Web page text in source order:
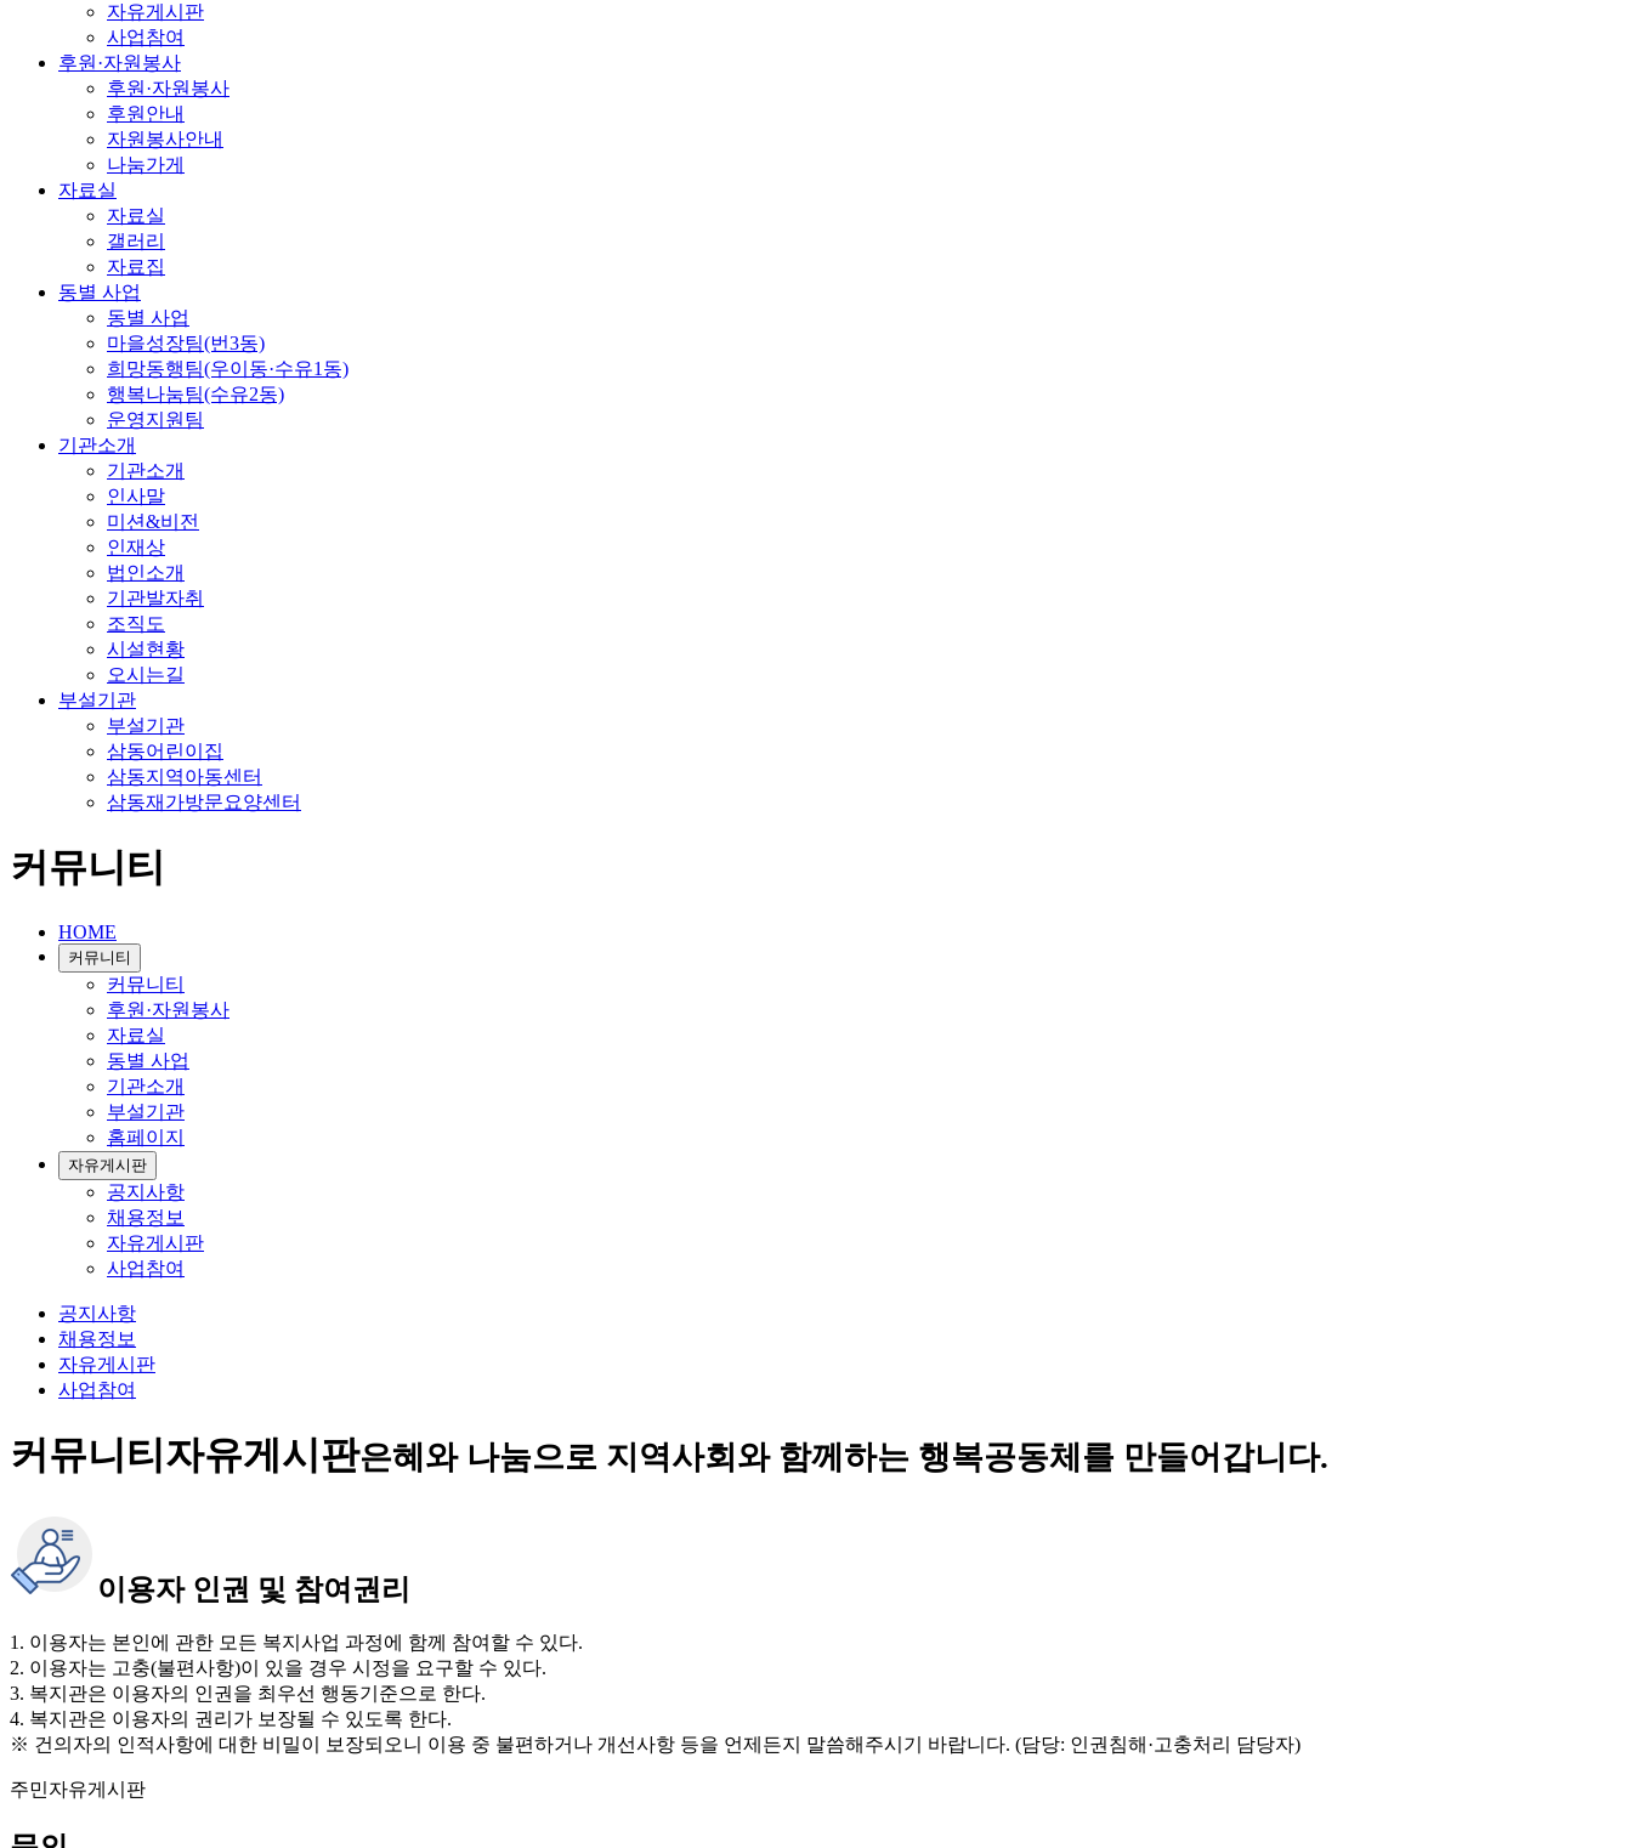
자유게시판
사업참여
후원·자원봉사
후원·자원봉사
후원안내
자원봉사안내
나눔가게
자료실
자료실
갤러리
자료집
동별 사업
동별 사업
마을성장팀(번3동)
희망동행팀(우이동·수유1동)
행복나눔팀(수유2동)
운영지원팀
기관소개
기관소개
인사말
미션&비전
인재상
법인소개
기관발자취
조직도
시설현황
오시는길
부설기관
부설기관
삼동어린이집
삼동지역아동센터
삼동재가방문요양센터
커뮤니티
HOME
커뮤니티
커뮤니티
후원·자원봉사
자료실
동별 사업
기관소개
부설기관
홈페이지
자유게시판
공지사항
채용정보
자유게시판
사업참여
공지사항
채용정보
자유게시판
사업참여
커뮤니티자유게시판은혜와 나눔으로 지역사회와 함께하는 행복공동체를 만들어갑니다.
이용자 인권 및 참여권리
1. 이용자는 본인에 관한 모든 복지사업 과정에 함께 참여할 수 있다.
2. 이용자는 고충(불편사항)이 있을 경우 시정을 요구할 수 있다.
3. 복지관은 이용자의 인권을 최우선 행동기준으로 한다.
4. 복지관은 이용자의 권리가 보장될 수 있도록 한다.
※ 건의자의 인적사항에 대한 비밀이 보장되오니 이용 중 불편하거나 개선사항 등을 언제든지 말씀해주시기 바랍니다. (담당: 인권침해·고충처리 담당자)
주민자유게시판